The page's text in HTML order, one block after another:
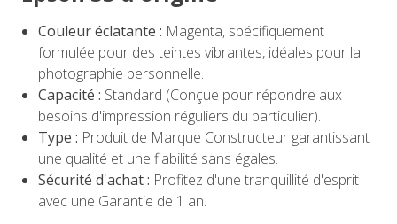
Couleur éclatante : Magenta, spécifiquement
formulée pour des teintes vibrantes, idéales pour la
photographie personnelle.
Capacité : Standard (Conçue pour répondre aux
besoins d'impression réguliers du particulier).
Type : Produit de Marque Constructeur garantissant
une qualité et une fiabilité sans égales.
Sécurité d'achat : Profitez d'une tranquillité d'esprit
avec une Garantie de 1 an.